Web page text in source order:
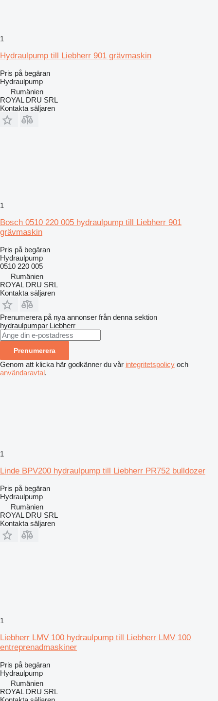
1
Hydraulpump till Liebherr 901 grävmaskin
Pris på begäran
Hydraulpump
Rumänien
ROYAL DRU SRL
Kontakta säljaren
1
Bosch 0510 220 005 hydraulpump till Liebherr 901
grävmaskin
Pris på begäran
Hydraulpump
0510 220 005
Rumänien
ROYAL DRU SRL
Kontakta säljaren
Prenumerera på nya annonser från denna sektion
hydraulpumpar Liebherr
Prenumerera
Genom att klicka här godkänner du vår integritetspolicy och
användaravtal.
1
Linde BPV200 hydraulpump till Liebherr PR752 bulldozer
Pris på begäran
Hydraulpump
Rumänien
ROYAL DRU SRL
Kontakta säljaren
1
Liebherr LMV 100 hydraulpump till Liebherr LMV 100
entreprenadmaskiner
Pris på begäran
Hydraulpump
Rumänien
ROYAL DRU SRL